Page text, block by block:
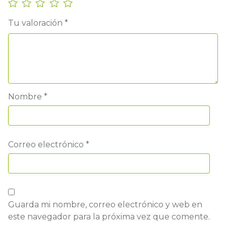
Tu valoración *
Nombre *
Correo electrónico *
Guarda mi nombre, correo electrónico y web en
este navegador para la próxima vez que comente.